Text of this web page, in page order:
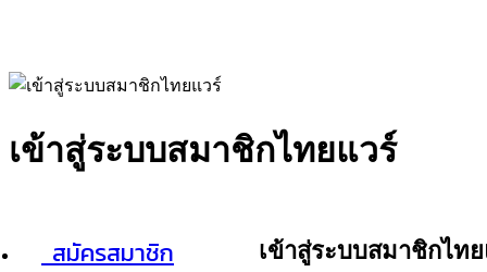
เข้าสู่ระบบสมาชิกไทยแวร์
สมัครสมาชิก
เข้าสู่ระบบสมาชิกไท